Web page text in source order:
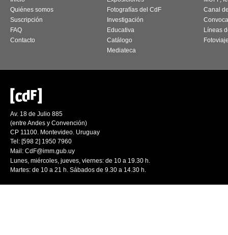
Quiénes somos
Suscripción
FAQ
Contacto
Fotografías del CdF
Investigación
Educativa
Catálogo
Mediateca
Canal
Líneas
Av. 18 de Julio 885
(entre Andes y Convención)
CP 11100. Montevideo. Uruguay
Tel: [598 2] 1950 7960
Mail: CdF@imm.gub.uy
Lunes, miércoles, jueves, viernes: de 10 a 19.30 h.
Martes: de 10 a 21 h. Sábados de 9.30 a 14.30 h.